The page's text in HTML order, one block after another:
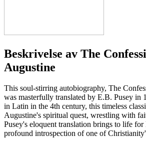
Beskrivelse av The
Augustine
This soul-stirring autobiography, The
was masterfully translated by E.B. Pusey
in Latin in the 4th century, this timeless
Augustine's spiritual quest, wrestling with
Pusey's eloquent translation brings to life for
profound introspection of one of